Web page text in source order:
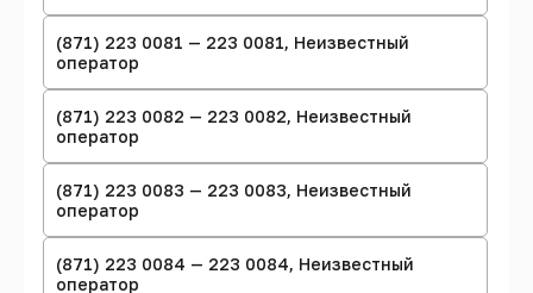
(871) 223 0081 — 223 0081, Неизвестный
оператор
(871) 223 0082 — 223 0082, Неизвестный
оператор
(871) 223 0083 — 223 0083, Неизвестный
оператор
(871) 223 0084 — 223 0084, Неизвестный
оператор